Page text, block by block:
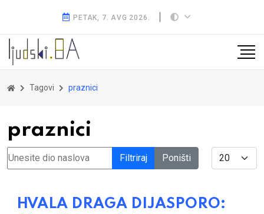
PETAK, 7. AVG 2026.
Tagovi praznici
praznici
Unesite dio naslova Filtriraj Poništi Display #
HVALA DRAGA DIJASPORO: